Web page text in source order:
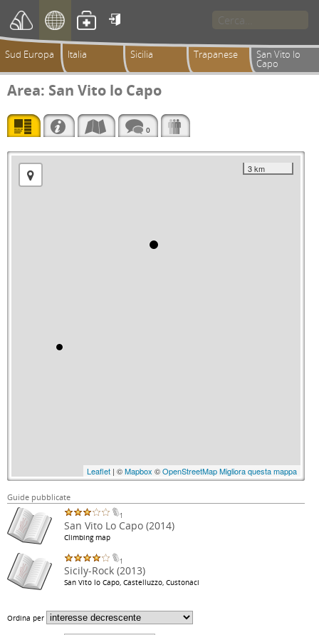

Sud Europa Italia Sicilia Trapanese San Vito lo
Capo
Area: San Vito lo Capo
0
3 km
Leaflet | ©Mapbox ©OpenStreetMapMigliora questa mappa
Guide pubblicate
1
San Vito Lo Capo (2014)
Climbing map
1
Sicily-Rock (2013)
San Vito lo Capo, Castelluzzo, Custonaci
Ordina per